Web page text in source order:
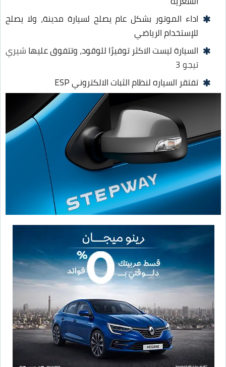
اداء الموتور بشكل عام يصلح لسيارة مدينة، ولا يصلح
للإستخدام الرياضي
السيارة ليست الاكثر توفيرًا للوقود، وتتفوق عليهاشيري
تيجو 3
تفتقر السياره لنظام الثبات الالكتروني ESP